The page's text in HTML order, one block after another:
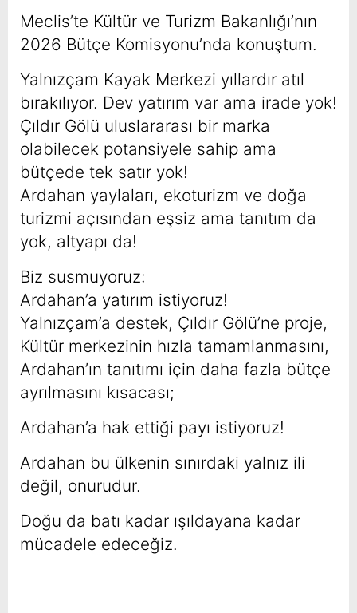
Meclis’te Kültür ve Turizm Bakanlığı’nın
2026 Bütçe Komisyonu’nda konuştum.
Yalnızçam Kayak Merkezi yıllardır atıl
bırakılıyor. Dev yatırım var ama irade yok!
Çıldır Gölü uluslararası bir marka
olabilecek potansiyele sahip ama
bütçede tek satır yok!
Ardahan yaylaları, ekoturizm ve doğa
turizmi açısından eşsiz ama tanıtım da
yok, altyapı da!
Biz susmuyoruz:
Ardahan’a yatırım istiyoruz!
Yalnızçam’a destek, Çıldır Gölü’ne proje,
Kültür merkezinin hızla tamamlanmasını,
Ardahan’ın tanıtımı için daha fazla bütçe
ayrılmasını kısacası;
Ardahan’a hak ettiği payı istiyoruz!
Ardahan bu ülkenin sınırdaki yalnız ili
değil, onurudur.
Doğu da batı kadar ışıldayana kadar
mücadele edeceğiz.